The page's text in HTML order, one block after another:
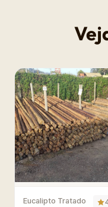
Eucalipto Tratado